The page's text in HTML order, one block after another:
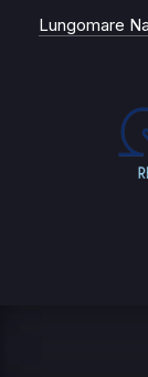
Lungomare